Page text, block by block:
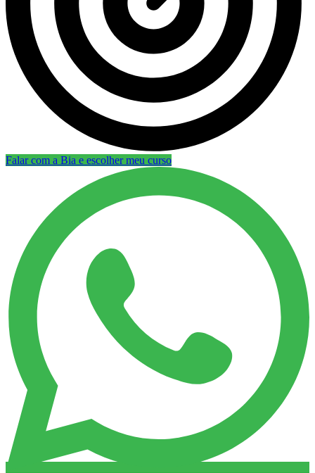
Falar com a Bia e escolher meu curso